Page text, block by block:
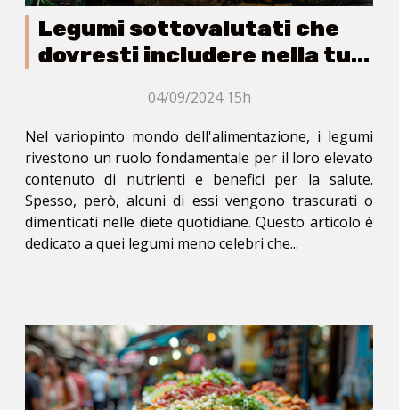
Legumi sottovalutati che
dovresti includere nella tua
04/09/2024 15h
Nel variopinto mondo dell'alimentazione, i legumi
rivestono un ruolo fondamentale per il loro elevato
contenuto di nutrienti e benefici per la salute.
Spesso, però, alcuni di essi vengono trascurati o
dimenticati nelle diete quotidiane. Questo articolo è
dedicato a quei legumi meno celebri che...